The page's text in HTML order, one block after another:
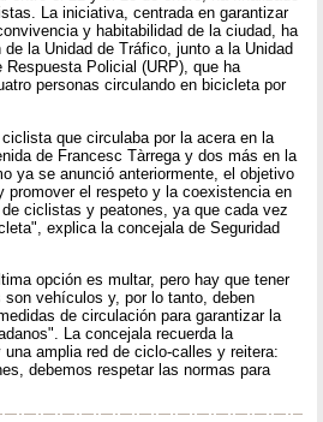
La iniciativa, centrada en garantizar
y habitabilidad de la ciudad, ha
la Unidad de Tráfico, junto a la Unidad
Policial (URP), que ha
personas circulando en bicicleta por
que circulaba por la acera en la
de Francesc Tàrrega y dos más en la
ya se anunció anteriormente, el objetivo
promover el respeto y la coexistencia en
ciclistas y peatones, ya que cada vez
explica la concejala de Seguridad
opción es multar, pero hay que tener
vehículos y, por lo tanto, deben
de circulación para garantizar la
La concejala recuerda la
amplia red de ciclo-calles y reitera:
debemos respetar las normas para